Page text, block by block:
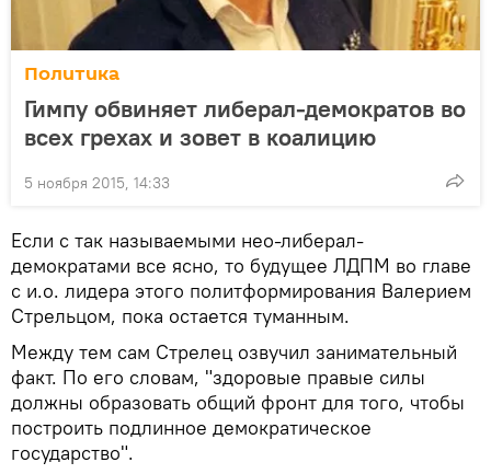
Политика
Гимпу обвиняет либерал-демократов во
всех грехах и зовет в коалицию
5 ноября 2015, 14:33
Если с так называемыми нео-либерал-
демократами все ясно, то будущее ЛДПМ во главе
с и.о. лидера этого политформирования Валерием
Стрельцом, пока остается туманным.
Между тем сам Стрелец озвучил занимательный
факт. По его словам, "здоровые правые силы
должны образовать общий фронт для того, чтобы
построить подлинное демократическое
государство".